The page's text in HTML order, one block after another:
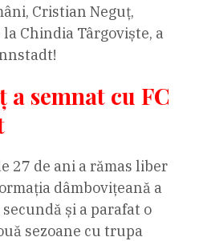
Cristian Neguț,
Chindia Târgoviște, a
semnat cu FC
27 de ani a rămas liber
dâmbovițeană a
și a parafat o
sezoane cu trupa